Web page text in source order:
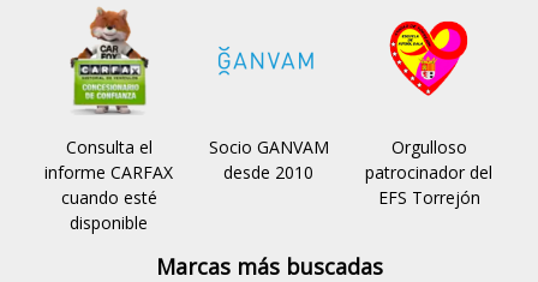
Consulta el
informe CARFAX
cuando esté
disponible
Socio GANVAM
desde 2010
Orgulloso
patrocinador del
EFS Torrejón
Marcas más buscadas